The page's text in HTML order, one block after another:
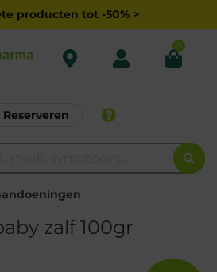
producten tot -50% >
0
Reserveren
zalf 100gr